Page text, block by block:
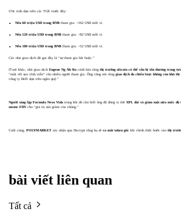
Ước tính dựa trên các TGE trước đây:
Nếu 60 triệu USD trong BNBtham gia: ~162 USD mỗi ví.
Nếu 120 triệu USD trong BNBtham gia: ~82 USD mỗi ví.
Nếu 180 triệu USD trong BNBtham gia: ~52 USD mỗi ví.
Các nhà giao dịch đã gọi đây là “sự tham gia bắt buộc.”
Ở nơi khác, nhà giao dịch Eugene Ng Ah Siocảnh báo rằng thị trường altcoin có thể vẫn bị tổn thương trong
“một vết sẹo vĩnh viễn” cho nhiều người tham gia. Ông cũng nói rằng giao dịch đa chiến lược không còn khả thi
công ty DeFi dựa trên ngân quỹ.”
Người sáng lập Formula News Vidatrong khi đó cho biết ông đã đóng vị thế XPL dài và giảm một nửa mức độ
meme FDVcho “giá trị sàn giảm của chúng.”
Cuối cùng, POLYMARKETxác nhận qua Decrypt rằng họ sẽ ra mắt token gốckhi chính thức bước vào thị
bài viết liên quan
Tất cả